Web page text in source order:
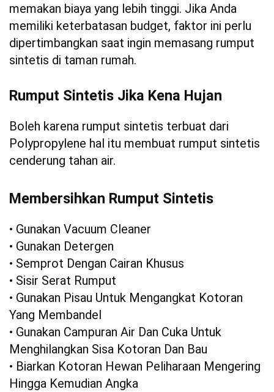
memakan biaya yang lebih tinggi. Jika Anda
memiliki keterbatasan budget, faktor ini perlu
dipertimbangkan saat ingin memasang rumput
sintetis di taman rumah.
Rumput Sintetis Jika Kena Hujan
Boleh karena rumput sintetis terbuat dari
Polypropylene hal itu membuat rumput sintetis
cenderung tahan air.
Membersihkan Rumput Sintetis
• Gunakan Vacuum Cleaner
• Gunakan Detergen
• Semprot Dengan Cairan Khusus
• Sisir Serat Rumput
• Gunakan Pisau Untuk Mengangkat Kotoran
Yang Membandel
• Gunakan Campuran Air Dan Cuka Untuk
Menghilangkan Sisa Kotoran Dan Bau
• Biarkan Kotoran Hewan Peliharaan Mengering
Hingga Kemudian Angka